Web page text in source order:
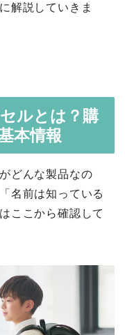
解説していきま
ルとは？購
本情報
どんな製品なの
名前は知っている
ここから確認して